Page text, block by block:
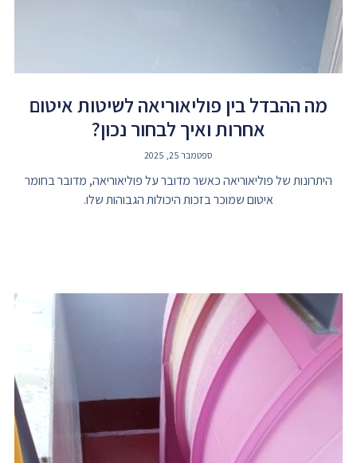
מה ההבדל בין פוליאוריאה לשיטות איטום
אחרות ואיך לבחור נכון?
ספטמבר 25, 2025
היתרונות של פוליאוריאה כאשר מדובר על פוליאוריאה, מדובר בחומר
איטום שמוכר בזכות היכולות הגבוהות שלו.